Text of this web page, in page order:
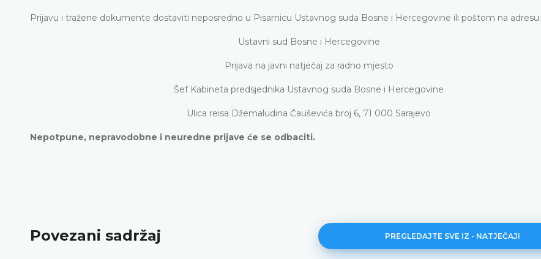
Prijavu i tražene dokumente dostaviti neposredno u Pisarnicu Ustavnog suda Bosne i Hercegovine ili poštom na adresu:
Ustavni sud Bosne i Hercegovine
Prijava na javni natječaj za radno mjesto
Šef Kabineta predsjednika Ustavnog suda Bosne i Hercegovine
Ulica reisa Džemaludina Čauševića broj 6, 71 000 Sarajevo
Nepotpune, nepravodobne i neuredne prijave će se odbaciti.
Povezani sadržaj PREGLEDAJTE SVE IZ - NATJEČAJI